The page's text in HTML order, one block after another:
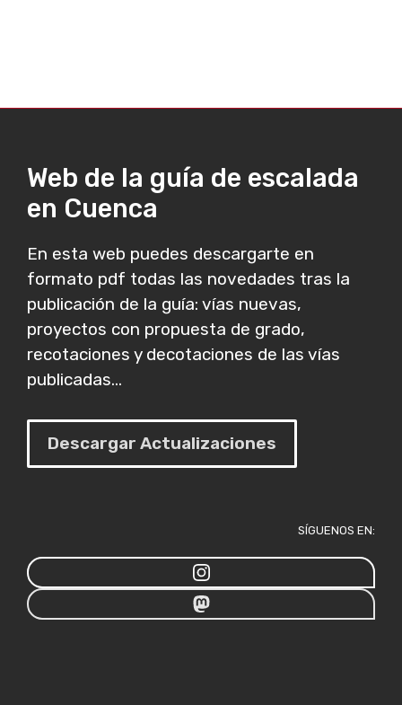
Web de la guía de escalada
en Cuenca
En esta web puedes descargarte en
formato pdf todas las novedades tras la
publicación de la guía: vías nuevas,
proyectos con propuesta de grado,
recotaciones y decotaciones de las vías
publicadas...
Descargar Actualizaciones
SÍGUENOS EN: